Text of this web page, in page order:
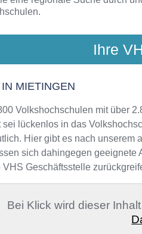
Ihre
MIETINGEN
Volkshochschulen mit über
sei lückenlos in das
Hier gibt es nach unserem
sich dahingegen geeignete
Geschäftsstelle
Bei Klick wird dieser